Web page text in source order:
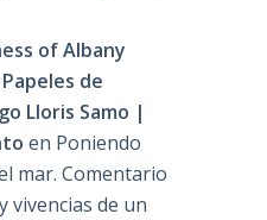
of Albany
de
Lloris Samo |
en Poniendo
mar. Comentario
vivencias de un